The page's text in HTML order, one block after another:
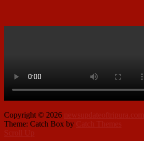
Copyright © 2026 newsupdateoftripura.com
Theme: Catch Box by Catch Themes
Scroll Up